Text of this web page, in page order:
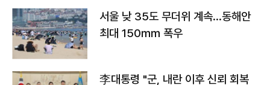
서울 낮 35도 무더위 계속…동해안
최대 150㎜ 폭우
李대통령 "군, 내란 이후 신뢰 회복